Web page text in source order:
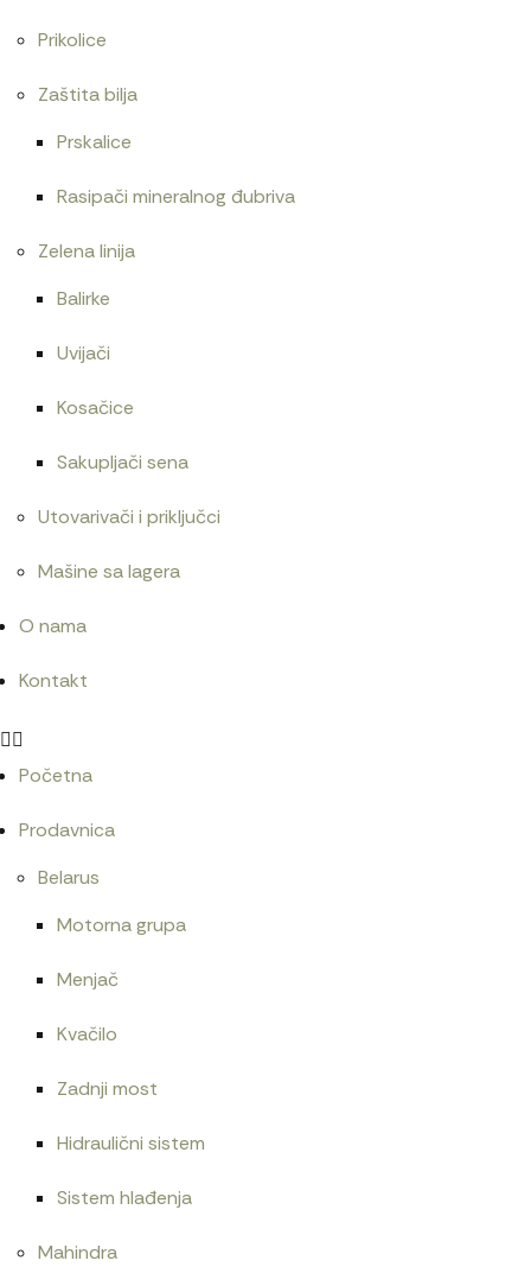
Prikolice
Zaštita bilja
Prskalice
Rasipači mineralnog đubriva
Zelena linija
Balirke
Uvijači
Kosačice
Sakupljači sena
Utovarivači i priključci
Mašine sa lagera
O nama
Kontakt
Početna
Prodavnica
Belarus
Motorna grupa
Menjač
Kvačilo
Zadnji most
Hidraulični sistem
Sistem hlađenja
Mahindra